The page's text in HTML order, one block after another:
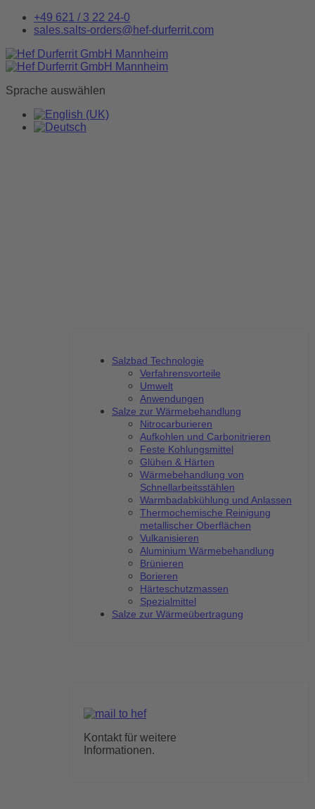
+49 621 / 3 22 24-0
sales.salts-orders@hef-durferrit.com
Sprache auswählen
Salzbad Technologie
Verfahrensvorteile
Umwelt
Anwendungen
Salze zur Wärmebehandlung
Nitrocarburieren
Aufkohlen und Carbonitrieren
Feste Kohlungsmittel
Glühen & Härten
Wärmebehandlung von
Schnellarbeitsstählen
Warmbadabkühlung und Anlassen
Thermochemische Reinigung
metallischer Oberflächen
Vulkanisieren
Aluminium Wärmebehandlung
Brünieren
Borieren
Härteschutzmassen
Spezialmittel
Salze zur Wärmeübertragung
Kontakt für weitere
Informationen.